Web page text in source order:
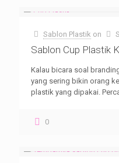
Sablon Plastik on
Sablon Cup Plastik
Kalau bicara soal
yang sering bikin orang
plastik yang dipakai.
0